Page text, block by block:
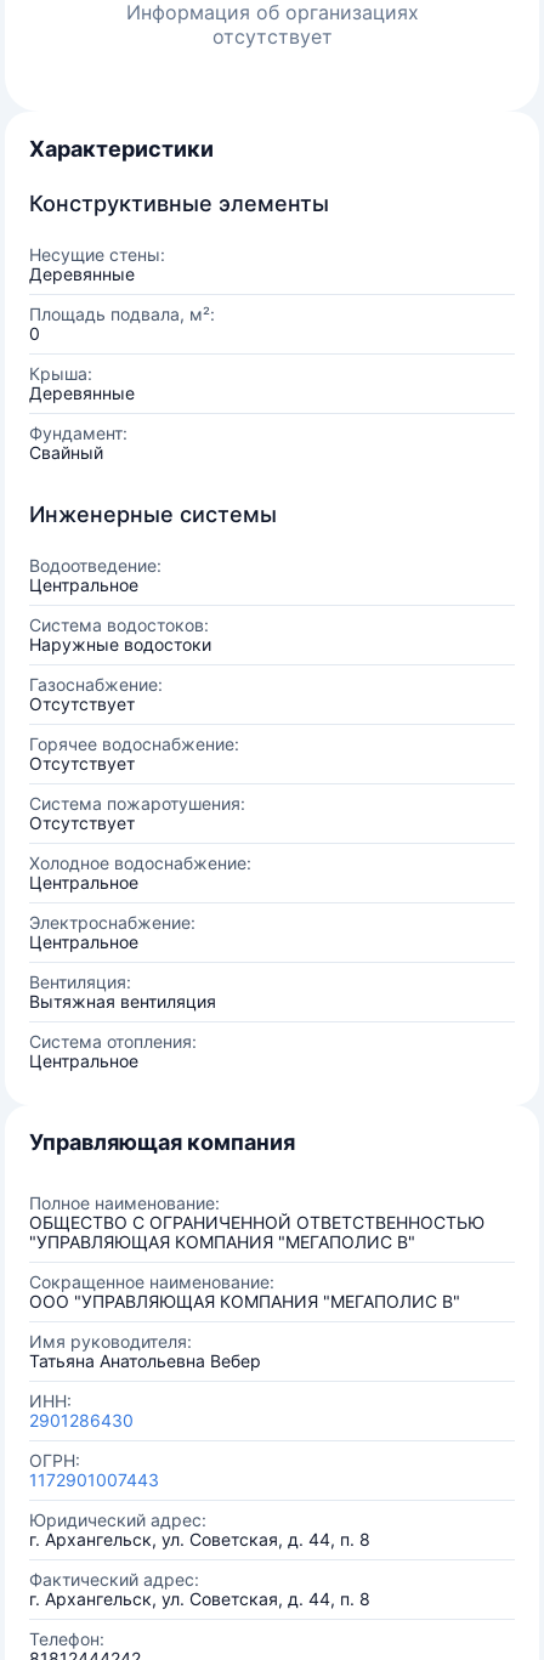
Информация об организациях
отсутствует
Характеристики
Конструктивные элементы
Несущие стены:
Деревянные
Площадь подвала, м²:
0
Крыша:
Деревянные
Фундамент:
Свайный
Инженерные системы
Водоотведение:
Центральное
Система водостоков:
Наружные водостоки
Газоснабжение:
Отсутствует
Горячее водоснабжение:
Отсутствует
Система пожаротушения:
Отсутствует
Холодное водоснабжение:
Центральное
Электроснабжение:
Центральное
Вентиляция:
Вытяжная вентиляция
Система отопления:
Центральное
Управляющая компания
Полное наименование:
ОБЩЕСТВО С ОГРАНИЧЕННОЙ ОТВЕТСТВЕННОСТЬЮ
"УПРАВЛЯЮЩАЯ КОМПАНИЯ "МЕГАПОЛИС В"
Сокращенное наименование:
ООО "УПРАВЛЯЮЩАЯ КОМПАНИЯ "МЕГАПОЛИС В"
Имя руководителя:
Татьяна Анатольевна Вебер
ИНН:
2901286430
ОГРН:
1172901007443
Юридический адрес:
г. Архангельск, ул. Советская, д. 44, п. 8
Фактический адрес:
г. Архангельск, ул. Советская, д. 44, п. 8
Телефон: